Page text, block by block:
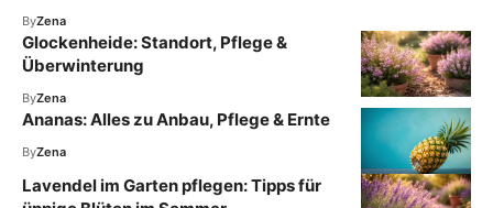
ByZena
Glockenheide: Standort, Pflege &
Überwinterung
ByZena
Ananas: Alles zu Anbau, Pflege & Ernte
ByZena
Lavendel im Garten pflegen: Tipps für